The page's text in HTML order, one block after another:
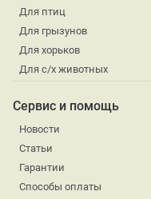
Для птиц
Для грызунов
Для хорьков
Для с/х животных
Сервис и помощь
Новости
Статьи
Гарантии
Способы оплаты